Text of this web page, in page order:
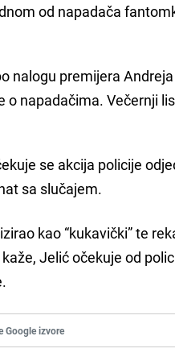
od napadača
nalogu premijera
napadačima. Večernji
se akcija policije
sa slučajem.
kao “kukavički” te
Jelić očekuje od
Google izvore